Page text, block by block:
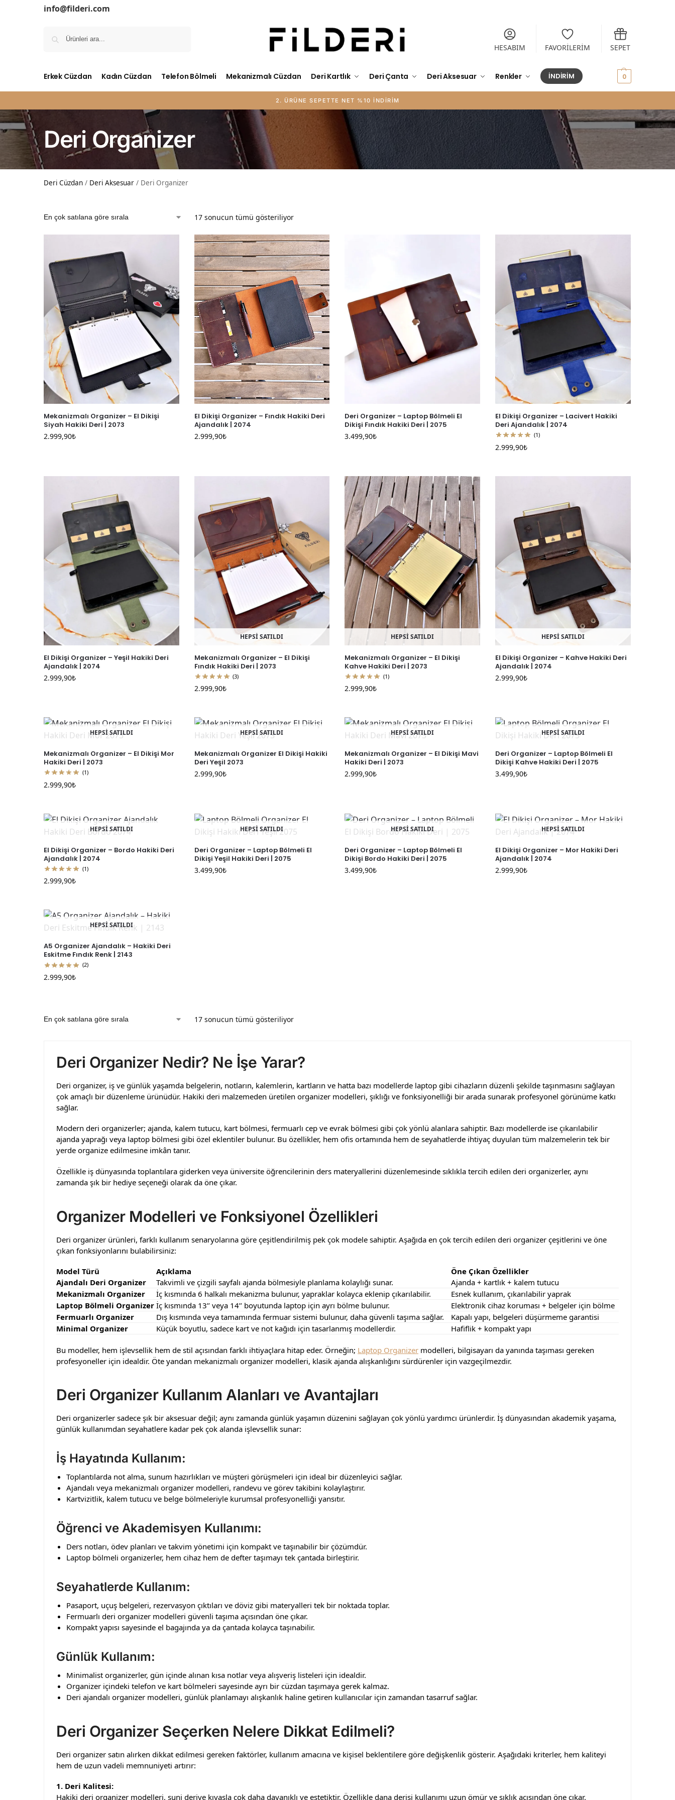
info@filderi.com
HESABIM FAVORİLERİM SEPET
Erkek Cüzdan Kadın Cüzdan Telefon Bölmeli Mekanizmalı Cüzdan Deri Kartlık Deri Çanta Deri Aksesuar Renkler İNDİRİM 0
Deri Organizer
Deri Cüzdan / Deri Aksesuar / Deri Organizer
17 sonucun tümü gösteriliyor
Mekanizmalı Organizer – El Dikişi
Siyah Hakiki Deri | 2073
2.999,90₺
El Dikişi Organizer – Fındık Hakiki Deri
Ajandalık | 2074
2.999,90₺
Deri Organizer – Laptop Bölmeli El
Dikişi Fındık Hakiki Deri | 2075
3.499,90₺
El Dikişi Organizer – Lacivert Hakiki
Deri Ajandalık | 2074
(1)
2.999,90₺
El Dikişi Organizer – Yeşil Hakiki Deri
Ajandalık | 2074
2.999,90₺
HEPSİ SATILDI
Mekanizmalı Organizer – El Dikişi
Fındık Hakiki Deri | 2073
(3)
2.999,90₺
HEPSİ SATILDI
Mekanizmalı Organizer – El Dikişi
Kahve Hakiki Deri | 2073
(1)
2.999,90₺
HEPSİ SATILDI
El Dikişi Organizer – Kahve Hakiki Deri
Ajandalık | 2074
2.999,90₺
HEPSİ SATILDI
Mekanizmalı Organizer – El Dikişi Mor
Hakiki Deri | 2073
(1)
2.999,90₺
HEPSİ SATILDI
Mekanizmalı Organizer El Dikişi Hakiki
Deri Yeşil 2073
2.999,90₺
HEPSİ SATILDI
Mekanizmalı Organizer – El Dikişi Mavi
Hakiki Deri | 2073
2.999,90₺
HEPSİ SATILDI
Deri Organizer – Laptop Bölmeli El
Dikişi Kahve Hakiki Deri | 2075
3.499,90₺
HEPSİ SATILDI
El Dikişi Organizer – Bordo Hakiki Deri
Ajandalık | 2074
(1)
2.999,90₺
HEPSİ SATILDI
Deri Organizer – Laptop Bölmeli El
Dikişi Yeşil Hakiki Deri | 2075
3.499,90₺
HEPSİ SATILDI
Deri Organizer – Laptop Bölmeli El
Dikişi Bordo Hakiki Deri | 2075
3.499,90₺
HEPSİ SATILDI
El Dikişi Organizer – Mor Hakiki Deri
Ajandalık | 2074
2.999,90₺
HEPSİ SATILDI
A5 Organizer Ajandalık – Hakiki Deri
Eskitme Fındık Renk | 2143
(2)
2.999,90₺
17 sonucun tümü gösteriliyor
Deri Organizer Nedir? Ne İşe Yarar?
Deri organizer, iş ve günlük yaşamda belgelerin, notların, kalemlerin, kartların ve hatta bazı modellerde laptop gibi cihazların düzenli şekilde taşınmasını sağlayan
çok amaçlı bir düzenleme ürünüdür. Hakiki deri malzemeden üretilen organizer modelleri, şıklığı ve fonksiyonelliği bir arada sunarak profesyonel görünüme katkı
sağlar.
Modern deri organizerler; ajanda, kalem tutucu, kart bölmesi, fermuarlı cep ve evrak bölmesi gibi çok yönlü alanlara sahiptir. Bazı modellerde ise çıkarılabilir
ajanda yaprağı veya laptop bölmesi gibi özel eklentiler bulunur. Bu özellikler, hem ofis ortamında hem de seyahatlerde ihtiyaç duyulan tüm malzemelerin tek bir
yerde organize edilmesine imkân tanır.
Özellikle iş dünyasında toplantılara giderken veya üniversite öğrencilerinin ders materyallerini düzenlemesinde sıklıkla tercih edilen deri organizerler, aynı
zamanda şık bir hediye seçeneği olarak da öne çıkar.
Organizer Modelleri ve Fonksiyonel Özellikleri
Deri organizer ürünleri, farklı kullanım senaryolarına göre çeşitlendirilmiş pek çok modele sahiptir. Aşağıda en çok tercih edilen deri organizer çeşitlerini ve öne
çıkan fonksiyonlarını bulabilirsiniz:
Model Türü Açıklama
Öne Çıkan Özellikler
Ajandalı Deri Organizer
Takvimli ve çizgili sayfalı ajanda bölmesiyle planlama kolaylığı sunar.
Ajanda + kartlık + kalem tutucu
Mekanizmalı Organizer
İç kısmında 6 halkalı mekanizma bulunur, yapraklar kolayca eklenip çıkarılabilir.
Esnek kullanım, çıkarılabilir yaprak
Laptop Bölmeli Organizer İç kısmında 13’’ veya 14’’ boyutunda laptop için ayrı bölme bulunur.
Elektronik cihaz koruması + belgeler için bölme
Fermuarlı Organizer
Dış kısmında veya tamamında fermuar sistemi bulunur, daha güvenli taşıma sağlar.
Kapalı yapı, belgeleri düşürmeme garantisi
Minimal Organizer
Küçük boyutlu, sadece kart ve not kağıdı için tasarlanmış modellerdir. Hafiflik + kompakt yapı
Bu modeller, hem işlevsellik hem de stil açısından farklı ihtiyaçlara hitap eder. Örneğin; Laptop Organizer modelleri, bilgisayarı da yanında taşıması gereken
profesyoneller için idealdir. Öte yandan mekanizmalı organizer modelleri, klasik ajanda alışkanlığını sürdürenler için vazgeçilmezdir.
Deri Organizer Kullanım Alanları ve Avantajları
Deri organizerler sadece şık bir aksesuar değil; aynı zamanda günlük yaşamın düzenini sağlayan çok yönlü yardımcı ürünlerdir. İş dünyasından akademik yaşama,
günlük kullanımdan seyahatlere kadar pek çok alanda işlevsellik sunar:
İş Hayatında Kullanım:
Toplantılarda not alma, sunum hazırlıkları ve müşteri görüşmeleri için ideal bir düzenleyici sağlar.
Ajandalı veya mekanizmalı organizer modelleri, randevu ve görev takibini kolaylaştırır.
Kartvizitlik, kalem tutucu ve belge bölmeleriyle kurumsal profesyonelliği yansıtır.
Öğrenci ve Akademisyen Kullanımı:
Ders notları, ödev planları ve takvim yönetimi için kompakt ve taşınabilir bir çözümdür.
Laptop bölmeli organizerler, hem cihaz hem de defter taşımayı tek çantada birleştirir.
Seyahatlerde Kullanım:
Pasaport, uçuş belgeleri, rezervasyon çıktıları ve döviz gibi materyalleri tek bir noktada toplar.
Fermuarlı deri organizer modelleri güvenli taşıma açısından öne çıkar.
Kompakt yapısı sayesinde el bagajında ya da çantada kolayca taşınabilir.
Günlük Kullanım:
Minimalist organizerler, gün içinde alınan kısa notlar veya alışveriş listeleri için idealdir.
Organizer içindeki telefon ve kart bölmeleri sayesinde ayrı bir cüzdan taşımaya gerek kalmaz.
Deri ajandalı organizer modelleri, günlük planlamayı alışkanlık haline getiren kullanıcılar için zamandan tasarruf sağlar.
Deri Organizer Seçerken Nelere Dikkat Edilmeli?
Deri organizer satın alırken dikkat edilmesi gereken faktörler, kullanım amacına ve kişisel beklentilere göre değişkenlik gösterir. Aşağıdaki kriterler, hem kaliteyi
hem de uzun vadeli memnuniyeti artırır:
1. Deri Kalitesi:
Hakiki deri organizer modelleri, suni deriye kıyasla çok daha dayanıklı ve estetiktir. Özellikle dana derisi kullanımı uzun ömür ve şıklık açısından öne çıkar.